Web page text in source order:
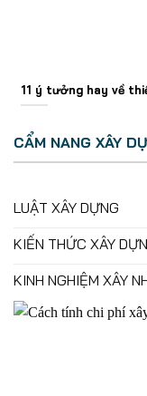
11 ý tưởng hay về
CẨM NANG XÂY
LUẬT XÂY DỰNG
KIẾN THỨC XÂY
KINH NGHIỆM XÂY